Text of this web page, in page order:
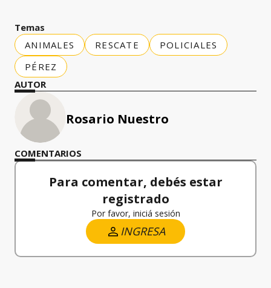
Temas
ANIMALES
RESCATE
POLICIALES
PÉREZ
AUTOR
Rosario Nuestro
COMENTARIOS
Para comentar, debés estar
registrado
Por favor, iniciá sesión
INGRESA